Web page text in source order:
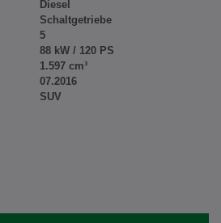
Diesel
Schaltgetriebe
5
88 kW / 120 PS
1.597 cm³
07.2016
SUV